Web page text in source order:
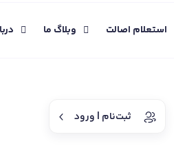
استعلام اصالت وبلاگ ما
ثبت‌نام | ورود